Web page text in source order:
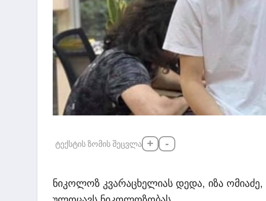
ტექსტის ზომის შეცვლა + -
ნიკოლოზ კვარაცხელიას დედა, იზა